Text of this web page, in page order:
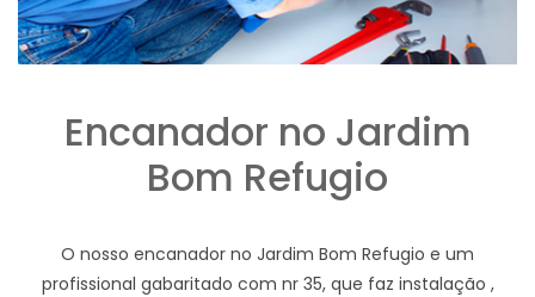
Encanador no Jardim
Bom Refugio
O nosso encanador no Jardim Bom Refugio e um
profissional gabaritado com nr 35, que faz instalação ,